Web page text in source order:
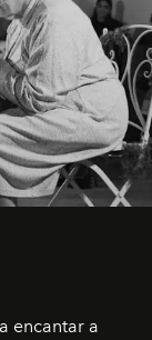
encantar a